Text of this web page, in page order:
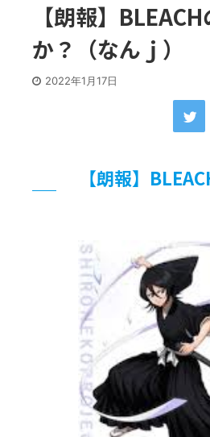
美少女図鑑AWARD2026グ
【画像】『プリズマ☆イリ
佐藤絢音ちゃん(11)が万バズ
超能力が使えるようになっ
【画像】『プリズマ☆イリ
まとめチェッカーは閉鎖しま
【信長の野望・新生】米問屋
NHKにようこそ！を見終えた
Powered by livedoor 相互
【朗報】
か？（なんｊ）
2022年1月17日
【朗報】